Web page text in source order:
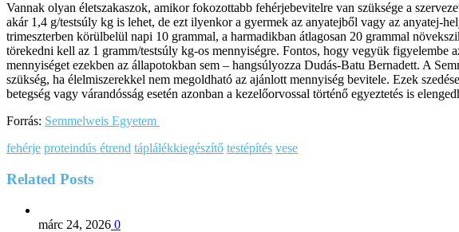
Vannak olyan életszakaszok, amikor fokozottabb fehérjebevitelre van szüksége a
akár 1,4 g/testsúly kg is lehet, de ezt ilyenkor a gyermek az anyatejből vagy az anyatej-
trimeszterben körülbelül napi 10 grammal, a harmadikban átlagosan 20 grammal
törekedni kell az 1 gramm/testsúly kg-os mennyiségre. Fontos, hogy vegyük figyelembe
mennyiséget ezekben az állapotokban sem – hangsúlyozza Dudás-Batu Bernadett. A
szükség, ha élelmiszerekkel nem megoldható az ajánlott mennyiség bevitele. Ezek
betegség vagy várandósság esetén azonban a kezelőorvossal történő egyeztetés is
Forrás: Semmelweis Egyetem
fehérje proteindús étrend táplálékkiegészítő testépítés vese
Related Posts
márc 24, 2026 0